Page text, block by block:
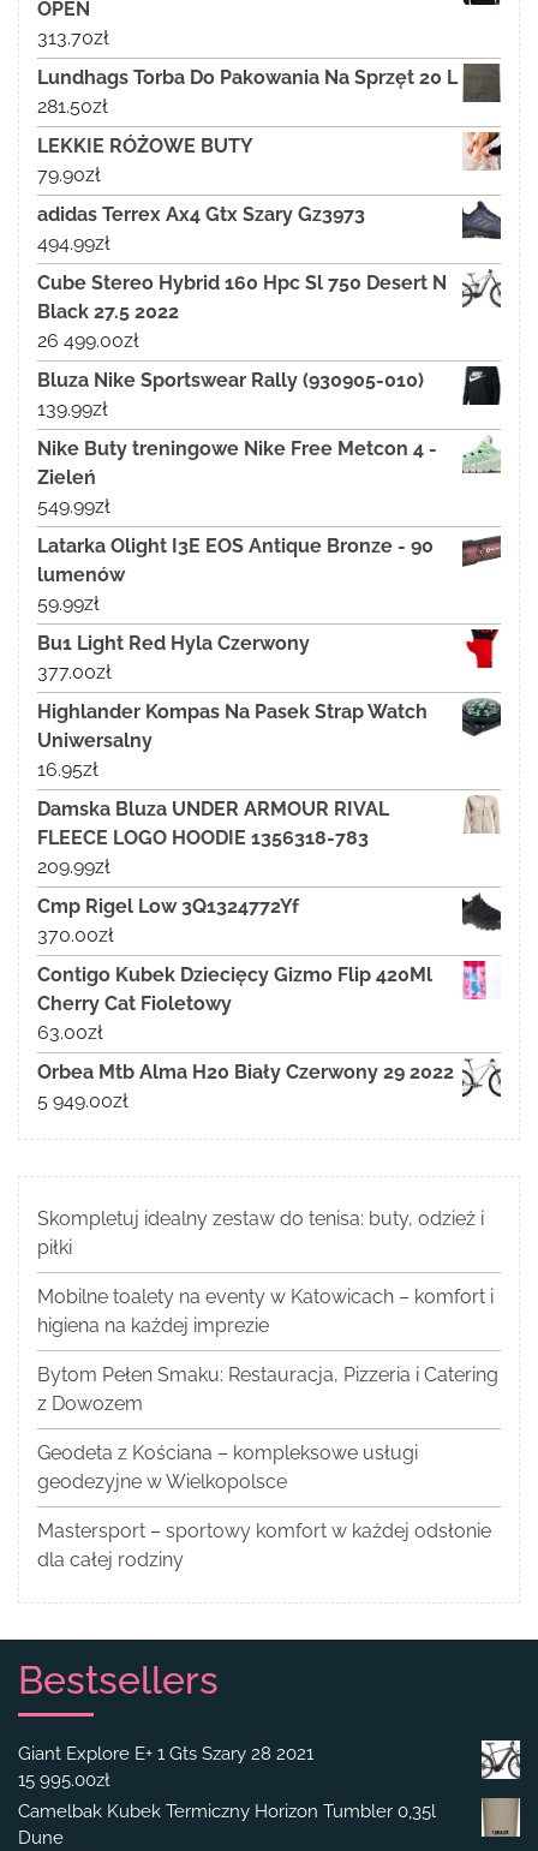
OPEN
313.70zł
Lundhags Torba Do Pakowania Na Sprzęt 20 L
281.50zł
LEKKIE RÓŻOWE BUTY
79.90zł
adidas Terrex Ax4 Gtx Szary Gz3973
494.99zł
Cube Stereo Hybrid 160 Hpc Sl 750 Desert N
Black 27.5 2022
26 499.00zł
Bluza Nike Sportswear Rally (930905-010)
139.99zł
Nike Buty treningowe Nike Free Metcon 4 -
Zieleń
549.99zł
Latarka Olight I3E EOS Antique Bronze - 90
lumenów
59.99zł
Bu1 Light Red Hyla Czerwony
377.00zł
Highlander Kompas Na Pasek Strap Watch
Uniwersalny
16.95zł
Damska Bluza UNDER ARMOUR RIVAL
FLEECE LOGO HOODIE 1356318-783
209.99zł
Cmp Rigel Low 3Q1324772Yf
370.00zł
Contigo Kubek Dziecięcy Gizmo Flip 420Ml
Cherry Cat Fioletowy
63.00zł
Orbea Mtb Alma H20 Biały Czerwony 29 2022
5 949.00zł
Skompletuj idealny zestaw do tenisa: buty, odzież i
piłki
Mobilne toalety na eventy w Katowicach – komfort i
higiena na każdej imprezie
Bytom Pełen Smaku: Restauracja, Pizzeria i Catering
z Dowozem
Geodeta z Kościana – kompleksowe usługi
geodezyjne w Wielkopolsce
Mastersport – sportowy komfort w każdej odsłonie
dla całej rodziny
Bestsellers
Giant Explore E+ 1 Gts Szary 28 2021
15 995.00zł
Camelbak Kubek Termiczny Horizon Tumbler 0,35l
Dune